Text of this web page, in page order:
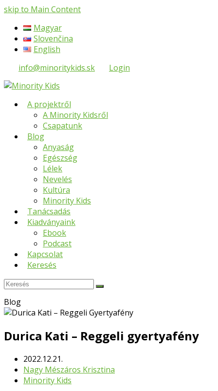
skip to Main Content
Magyar
Slovenčina
English
info@minoritykids.sk
Login
A projektről
A Minority Kidsről
Csapatunk
Blog
Anyaság
Egészség
Lélek
Nevelés
Kultúra
Minority Kids
Tanácsadás
Kiadványaink
Ebook
Podcast
Kapcsolat
Keresés
Keresés
Submit
Blog
Durica Kati – Reggeli gyertyafény
2022.12.21.
Nagy Mészáros Krisztina
Minority Kids